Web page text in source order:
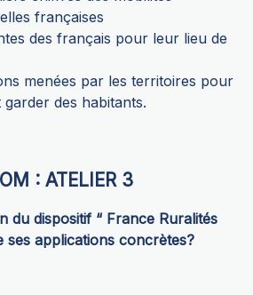
françaises
des français pour leur lieu de
menées par les territoires pour
des habitants.
: ATELIER 3
du dispositif “ France Ruralités
ses applications concrètes?